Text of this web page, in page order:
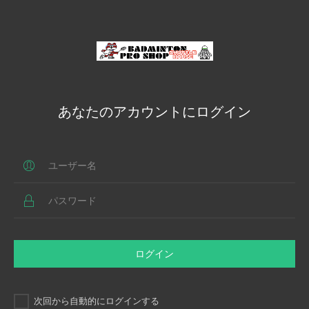
あなたのアカウントにログイン
ログイン
次回から自動的にログインする